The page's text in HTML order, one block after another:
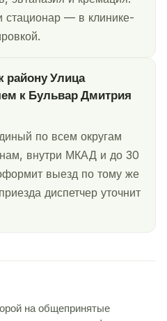
стационар — в клинике-
району Улица
к Бульвар Дмитрия
по всем округам
внутри МКАД и до 30
выезд по тому же
диспетчер уточнит
на общепринятые